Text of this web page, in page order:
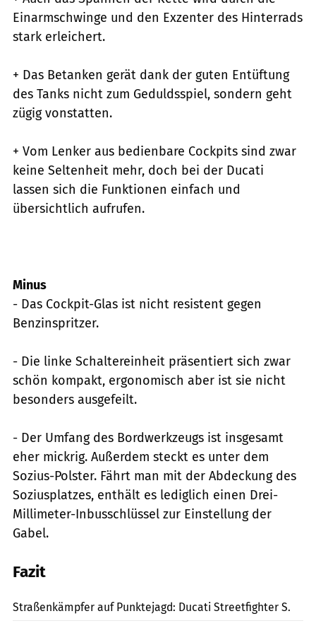
Einarmschwinge und den Exzenter des Hinterrads
stark erleichert.
+ Das Betanken gerät dank der guten Entüftung
des Tanks nicht zum Geduldsspiel, sondern geht
zügig vonstatten.
+ Vom Lenker aus bedienbare Cockpits sind zwar
keine Seltenheit mehr, doch bei der Ducati
lassen sich die Funktionen einfach und
übersichtlich aufrufen.
Minus
- Das Cockpit-Glas ist nicht resistent gegen
Benzinspritzer.
- Die linke Schaltereinheit präsentiert sich zwar
schön kompakt, ergonomisch aber ist sie nicht
besonders ausgefeilt.
- Der Umfang des Bordwerkzeugs ist insgesamt
eher mickrig. Außerdem steckt es unter dem
Sozius-Polster. Fährt man mit der Abdeckung des
Soziusplatzes, enthält es lediglich einen Drei-
Millimeter-Inbusschlüssel zur Einstellung der
Gabel.
Fazit
Straßenkämpfer auf Punktejagd: Ducati Streetfighter S.